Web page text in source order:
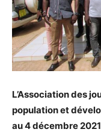
L’Association des
population et
au 4 décembre